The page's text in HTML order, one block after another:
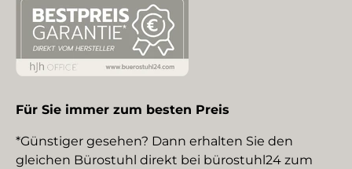
Für Sie immer zum besten Preis
*Günstiger gesehen? Dann erhalten Sie den
gleichen Bürostuhl direkt bei bürostuhl24 zum